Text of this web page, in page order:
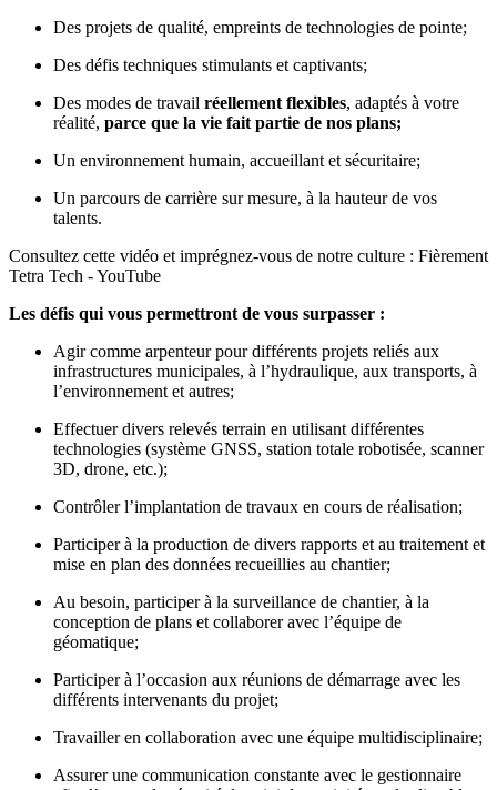
Des projets de qualité, empreints de technologies de pointe;
Des défis techniques stimulants et captivants;
Des modes de travail réellement flexibles, adaptés à votre
réalité, parce que la vie fait partie de nos plans;
Un environnement humain, accueillant et sécuritaire;
Un parcours de carrière sur mesure, à la hauteur de vos
talents.
Consultez cette vidéo et imprégnez-vous de notre culture : Fièrement
Tetra Tech - YouTube
Les défis qui vous permettront de vous surpasser :
Agir comme arpenteur pour différents projets reliés aux
infrastructures municipales, à l’hydraulique, aux transports, à
l’environnement et autres;
Effectuer divers relevés terrain en utilisant différentes
technologies (système GNSS, station totale robotisée, scanner
3D, drone, etc.);
Contrôler l’implantation de travaux en cours de réalisation;
Participer à la production de divers rapports et au traitement et
mise en plan des données recueillies au chantier;
Au besoin, participer à la surveillance de chantier, à la
conception de plans et collaborer avec l’équipe de
géomatique;
Participer à l’occasion aux réunions de démarrage avec les
différents intervenants du projet;
Travailler en collaboration avec une équipe multidisciplinaire;
Assurer une communication constante avec le gestionnaire